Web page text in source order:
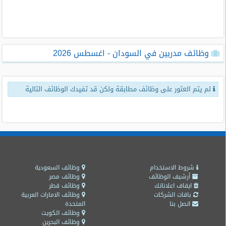
تصفح
الوظائف
وظائف
اليوم
السعودية
اليوم
مصر
اليوم
وظائف
حكومية
وظائف مدربين في السودان - اغسطس 2026
لم يتم العثور على وظائف مطابقة ولكن قد تفيدك الوظائف التالية
وظائف السعودية
وظائف مصر
وظائف قطر
وظائف الامارات العربية
المتحدة
وظائف الكويت
وظائف البحرين
شروط الاستخدام
أرشيف الوظائف
ايقاف اعلاناتك
باقات الشركات
اتصل بنا